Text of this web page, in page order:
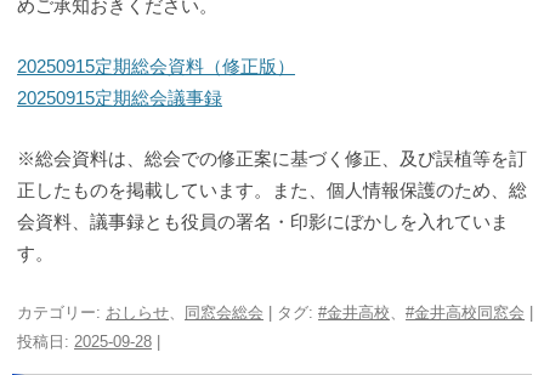
めご承知おきください。
20250915定期総会資料（修正版）
20250915定期総会議事録
※総会資料は、総会での修正案に基づく修正、及び誤植等を訂
正したものを掲載しています。また、個人情報保護のため、総
会資料、議事録とも役員の署名・印影にぼかしを入れていま
す。
カテゴリー: おしらせ 同窓会総会 | タグ: #金井高校 #金井高校同窓会 |
投稿日: 2025-09-28 |